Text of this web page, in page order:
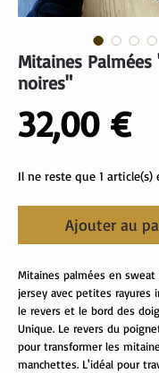
Mitaines Palmées
noires"
32,00 €
Il ne reste que 1 article(s)
Ajouter au
Mitaines palmées en sweat
jersey avec petites rayures
le revers et le bord des
Unique. Le revers du
pour transformer les
manchettes. L'idéal pour